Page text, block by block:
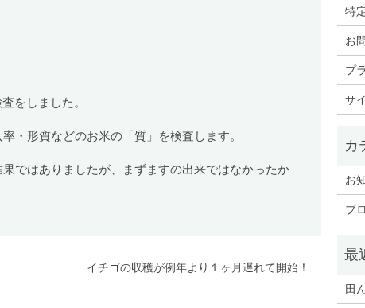
をしました。
・形質などのお米の「質」を検査します。
ではありましたが、まずますの出来ではなかったか
イチゴの収穫が例年より１ヶ月遅れて開始！
特
お
プ
サ
お
ブ
田